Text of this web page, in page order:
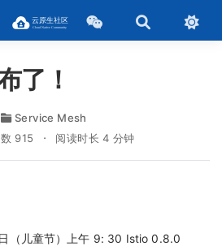
了！
Service Mesh
915 阅读时长 4 分钟
（儿童节）上午 9: 30 Istio 0.8.0